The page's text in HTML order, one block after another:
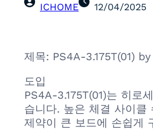
ICHOME 12/04/2025
제목: PS4A-3.175T(01)
도입
PS4A-3.175T(01)는 히로
습니다. 높은 체결 사이클
제약이 큰 보드에 손쉽게